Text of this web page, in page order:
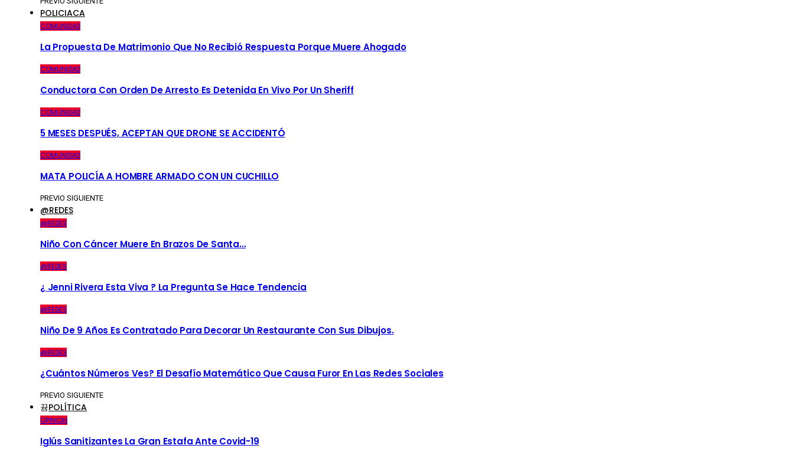
POLICIACA
COMUNIDAD
La Propuesta De Matrimonio Que No Recibió Respuesta Porque Muere Ahogado
COMUNIDAD
Conductora Con Orden De Arresto Es Detenida En Vivo Por Un Sheriff
COMUNIDAD
5 MESES DESPUÉS, ACEPTAN QUE DRONE SE ACCIDENTÓ
COMUNIDAD
MATA POLICÍA A HOMBRE ARMADO CON UN CUCHILLO
PREVIO SIGUIENTE
@REDES
@REDES
Niño Con Cáncer Muere En Brazos De Santa…
@REDES
¿ Jenni Rivera Esta Viva ? La Pregunta Se Hace Tendencia
@REDES
Niño De 9 Años Es Contratado Para Decorar Un Restaurante Con Sus Dibujos.
@REDES
¿Cuántos Números Ves? El Desafío Matemático Que Causa Furor En Las Redes Sociales
PREVIO SIGUIENTE
POLÍTICA
OPINION
Iglús Sanitizantes La Gran Estafa Ante Covid-19